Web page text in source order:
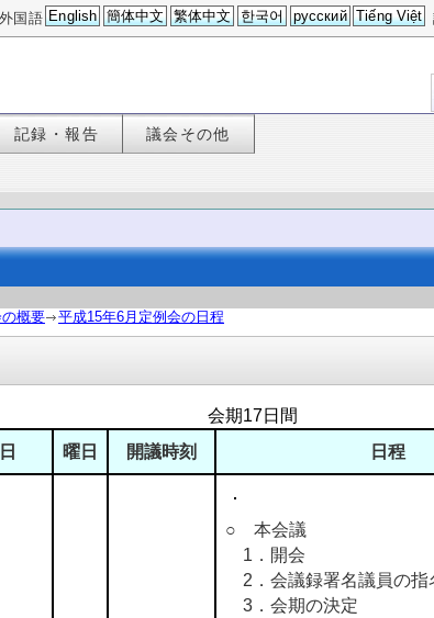
外国語 English 簡体中文 繁体中文 한국어 русский Tiếng Việt
記録・報告 議会その他
概要 平成15年6月定例会の日程
会期17日間
曜日 開議時刻 日程
○ 本会議
1．開会
2．会議録署名議員の指
3．会期の決定